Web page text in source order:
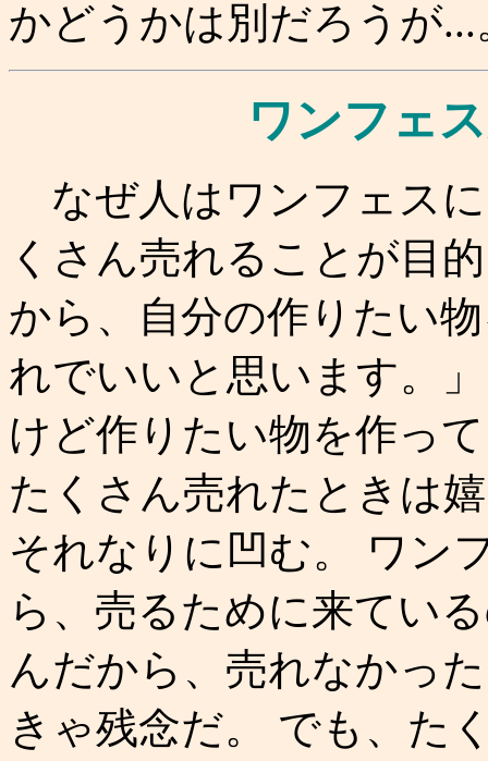
かどうかは別だろうが...
ワンフェ
なぜ人はワンフェス
くさん売れることが目
から、自分の作りたい
れでいいと思います。
けど作りたい物を作っ
たくさん売れたときは
それなりに凹む。 ワン
ら、売るために来てい
んだから、売れなかっ
きゃ残念だ。 でも、た